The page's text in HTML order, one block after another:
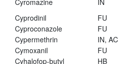
Cyromazine
IN
Cyprodinil
FU
Cyproconazole
FU
Cypermethrin
IN, AC
Cymoxanil
FU
Cyhalofop-butyl
HB